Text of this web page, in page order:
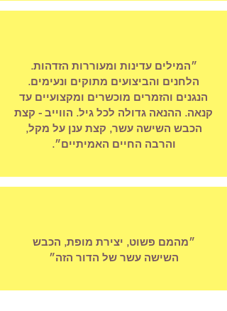
״המילים עדינות ומעוררות הזדהות.
הלחנים והביצועים מתוקים ונעימים.
הנגנים והזמרים מוכשרים ומקצועיים עד
קנאה. ההנאה גדולה לכל גיל. הווייב - קצת
הכבש השישה עשר, קצת ענן על מקל,
והרבה החיים האמיתיים״.
״מהמם פשוט, יצירת מופת, הכבש
השישה עשר של הדור הזה״